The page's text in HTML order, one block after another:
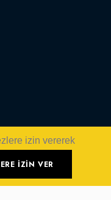
izin vererek
IZIN VER